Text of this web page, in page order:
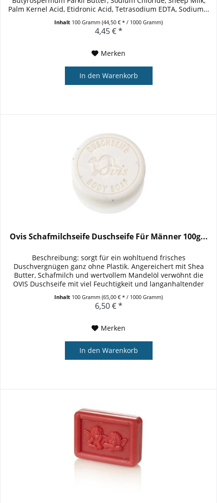
Palm Kernel Acid, Etidronic Acid, Tetrasodium EDTA, Sodium...
Inhalt 100 Gramm(44,50 € * / 1000 Gramm)
4,45 € *
Merken
In den Warenkorb
Ovis Schafmilchseife Duschseife Für Männer 100g...
Beschreibung: sorgt für ein wohltuend frisches
Duschvergnügen ganz ohne Plastik. Angereichert mit Shea
Butter, Schafmilch und wertvollem Mandelöl verwöhnt die
OVIS Duschseife mit viel Feuchtigkeit und langanhaltender
Inhalt 100 Gramm(65,00 € * / 1000 Gramm)
6,50 € *
Merken
In den Warenkorb